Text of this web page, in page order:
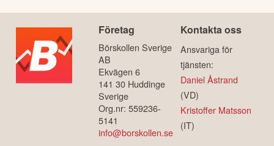
Företag
Börskollen Sverige
AB
Ekvägen 6
141 30 Huddinge
Sverige
Org.nr: 559236-
5141
info@borskollen.se
Kontakta oss
Ansvariga för
tjänsten:
Daniel Åstrand
(VD)
Kristoffer Matsson
(IT)